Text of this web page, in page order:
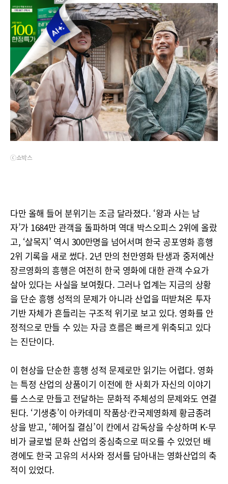
ⓒ쇼박스
다만 올해 들어 분위기는 조금 달라졌다. ‘왕과 사는 남
자’가 1684만 관객을 돌파하며 역대 박스오피스 2위에 올랐
고, ‘살목지’ 역시 300만명을 넘어서며 한국 공포영화 흥행
2위 기록을 새로 썼다. 2년 만의 천만영화 탄생과 중저예산
장르영화의 흥행은 여전히 한국 영화에 대한 관객 수요가
살아 있다는 사실을 보여줬다. 그러나 업계는 지금의 상황
을 단순 흥행 성적의 문제가 아니라 산업을 떠받쳐온 투자
기반 자체가 흔들리는 구조적 위기로 보고 있다. 영화를 안
정적으로 만들 수 있는 자금 흐름은 빠르게 위축되고 있다
는 진단이다.
이 현상을 단순한 흥행 성적 문제로만 읽기는 어렵다. 영화
는 특정 산업의 상품이기 이전에 한 사회가 자신의 이야기
를 스스로 만들고 전달하는 문화적 주체성의 문제와도 연결
된다. ‘기생충’이 아카데미 작품상·칸국제영화제 황금종려
상을 받고, ‘헤어질 결심’이 칸에서 감독상을 수상하며 K-무
비가 글로벌 문화 산업의 중심축으로 떠오를 수 있었던 배
경에도 한국 고유의 서사와 정서를 담아내는 영화산업의 축
적이 있었다.